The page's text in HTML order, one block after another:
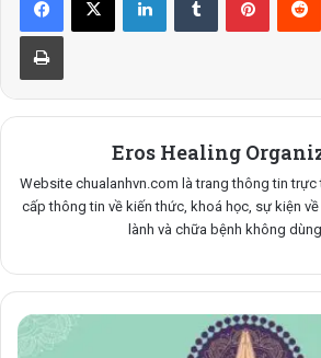
Print
Eros Healing
Website chualanhvn.com là trang thông tin trực
cấp thông tin về kiến thức, khoá học, sự kiện
lành và chữa bệnh không
SỰ
KIỆN